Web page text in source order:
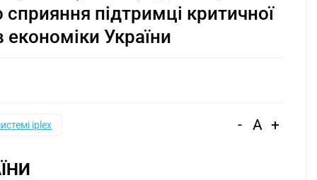
підтримці критичної
економіки України
iplex - A +